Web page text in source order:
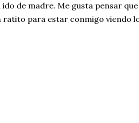
ido de madre. Me gusta pensar
ratito para estar conmigo viendo